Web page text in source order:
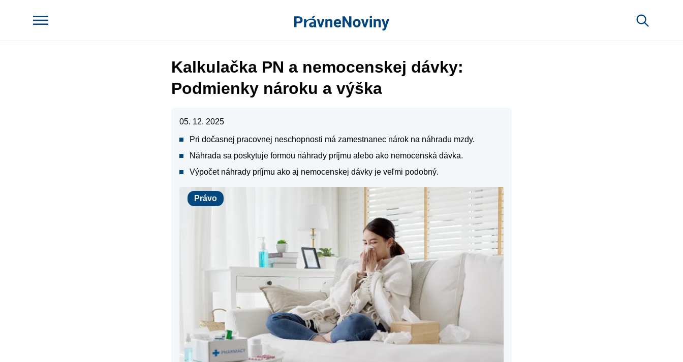
Kalkulačka PN a nemocenskej dávky:
Podmienky nároku a výška
05. 12. 2025
Pri dočasnej pracovnej neschopnosti má zamestnanec nárok na náhradu mzdy.
Náhrada sa poskytuje formou náhrady príjmu alebo ako nemocenská dávka.
Výpočet náhrady príjmu ako aj nemocenskej dávky je veľmi podobný.
Právo
Právo